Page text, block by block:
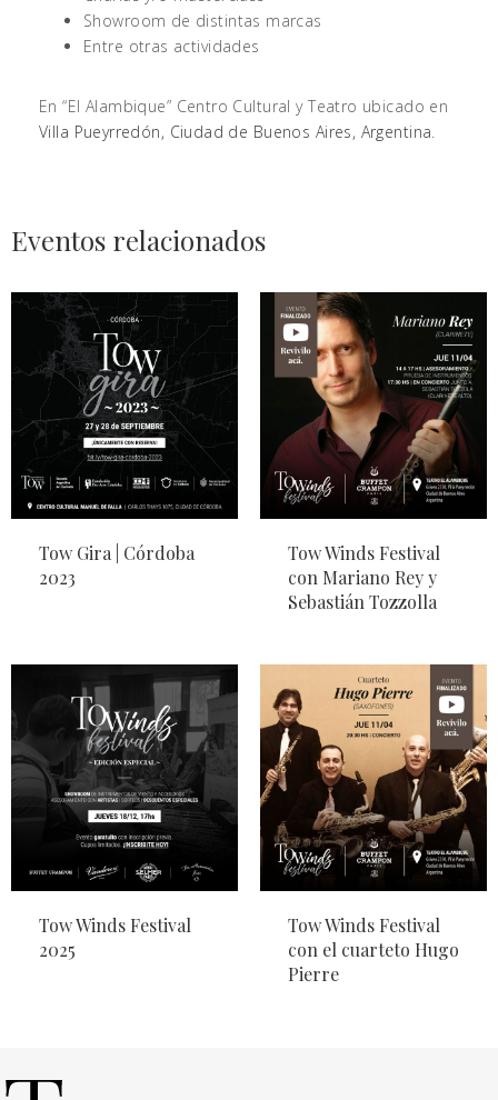
Showroom de distintas marcas
Entre otras actividades
En “El Alambique” Centro Cultural y Teatro ubicado en
Villa Pueyrredón, Ciudad de Buenos Aires, Argentina
Eventos relacionados
Tow Gira | Córdoba
2023
Tow Winds Festival
con Mariano Rey y
Sebastián Tozzolla
Tow Winds Festival
2025
Tow Winds Festival
con el cuarteto Hugo
Pierre